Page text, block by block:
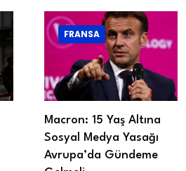
FRANSA
Macron: 15 Yaş Altına
Sosyal Medya Yasağı
Avrupa’da Gündeme